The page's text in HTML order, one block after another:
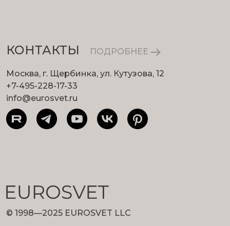
КОНТАКТЫ ПОДРОБНЕЕ
Москва, г. Щербинка, ул. Кутузова, 12
+7-495-228-17-33
info@eurosvet.ru
© 1998—2025 EUROSVET LLC